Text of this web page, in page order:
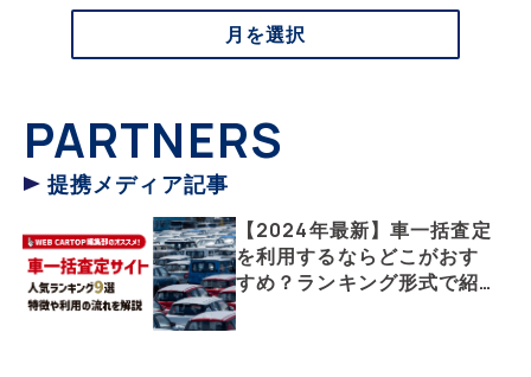
月を選択
PARTNERS
提携メディア記事
【2024年最新】車一括査定
を利用するならどこがおす
すめ？ランキング形式で紹